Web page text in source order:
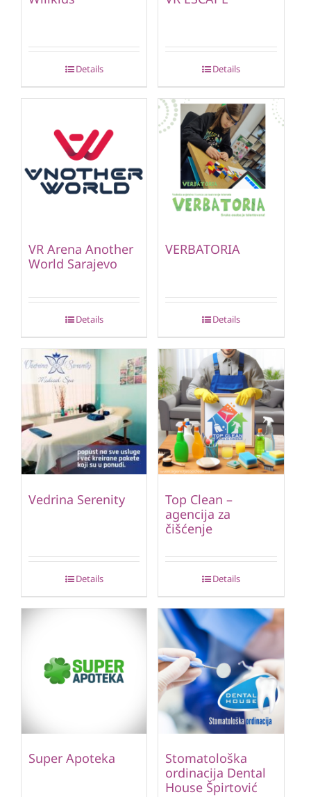
Details Details
VR Arena Another
World Sarajevo
Details
VERBATORIA
Details
Vedrina Serenity
Details
Top Clean –
agencija za
čišćenje
Details
Super Apoteka
Stomatološka
ordinacija Dental
House Špirtović